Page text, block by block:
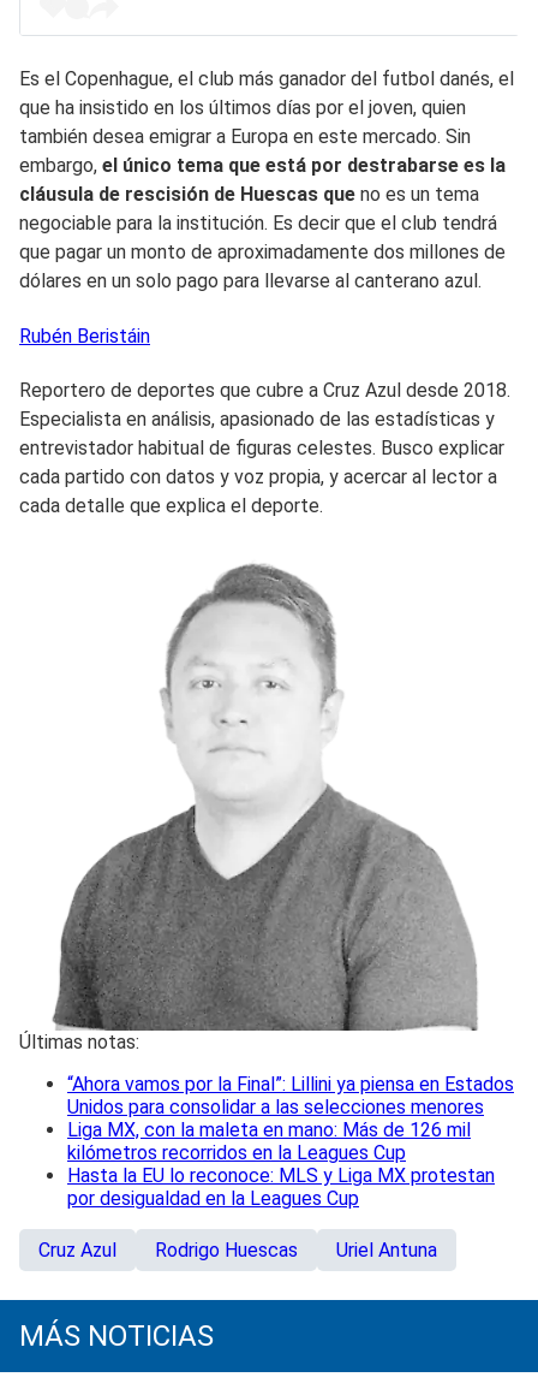
Es el Copenhague, el club más ganador del futbol danés, el
que ha insistido en los últimos días por el joven, quien
también desea emigrar a Europa en este mercado. Sin
embargo, el único tema que está por destrabarse es la
cláusula de rescisión de Huescas que no es un tema
negociable para la institución. Es decir que el club tendrá
que pagar un monto de aproximadamente dos millones de
dólares en un solo pago para llevarse al canterano azul.
Rubén Beristáin
Reportero de deportes que cubre a Cruz Azul desde 2018.
Especialista en análisis, apasionado de las estadísticas y
entrevistador habitual de figuras celestes. Busco explicar
cada partido con datos y voz propia, y acercar al lector a
cada detalle que explica el deporte.
Últimas notas:
“Ahora vamos por la Final”: Lillini ya piensa en Estados
Unidos para consolidar a las selecciones menores
Liga MX, con la maleta en mano: Más de 126 mil
kilómetros recorridos en la Leagues Cup
Hasta la EU lo reconoce: MLS y Liga MX protestan
por desigualdad en la Leagues Cup
Cruz Azul Rodrigo Huescas Uriel Antuna
MÁS NOTICIAS